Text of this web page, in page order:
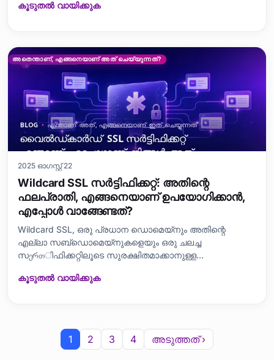
വെബിന്റെ ആഴത്തിലുള്ള അടിസ്ഥാനങ്ങൾ,
നിയമം, സം
കൂടുതൽ വായിക്കുക
അതെന്താണ്, എങ്ങനെയാണ് അത് ചെയ്യുന്നത്?
2025 ഓഗസ്റ്റ് 22
Wildcard SSL സർട്ടിഫിക്കറ്റ്: അതിന്റെ
ഫലപ്രാതി, എങ്ങനെയാണ് ഉപയോഗിക്കാൻ,
എപ്പോൾ വാങ്ങേണ്ടത്?
Wildcard SSL, ഒരു പ്രധാന ഡൊമെയ്‌നും അതിന്റെ
എല്ലാ സബ്ഡൊമെയ്‌നുകളെയും ഒരു ചലച്ച
സერთിഫിക്കറ്റിലൂടെ സുരക്ഷിതമാക്കാനുള്ള
പരിഹാരമാണ്. അനേകം സബ്ഡൊമെയ്‌നുകൾ
കൂടുതൽ വായിക്കുക
1 2 3 4 അടുത്തത് ›